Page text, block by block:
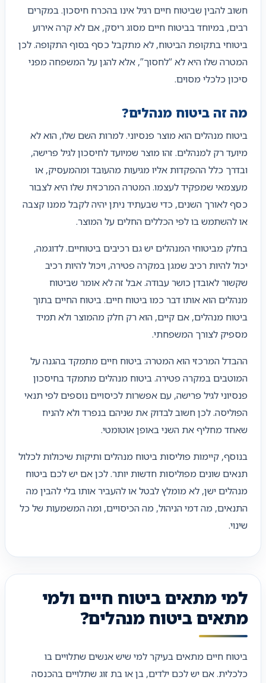
חשוב להבין שביטוח חיים רגיל אינו בהכרח חיסכון. במקרים
רבים, במיוחד בביטוח חיים מסוג ריסק, אם לא קרה אירוע
ביטוחי בתקופת הביטוח, לא מתקבל כסף בסוף התקופה. לכן
המטרה שלו היא לא “לחסוך”, אלא להגן על המשפחה מפני
סיכון כלכלי מסוים.
מה זה ביטוח מנהלים?
ביטוח מנהלים הוא מוצר פנסיוני. למרות השם שלו, הוא לא
מיועד רק למנהלים. זהו מוצר שמיועד לחיסכון לגיל פרישה,
ובדרך כלל ההפקדות אליו מגיעות מהעובד ומהמעסיק, או
מעצמאי שמפקיד לעצמו. המטרה המרכזית שלו היא לצבור
כסף לאורך השנים, כדי שבעתיד ניתן יהיה לקבל ממנו קצבה
או להשתמש בו לפי הכללים החלים על המוצר.
בחלק מביטוחי המנהלים יש גם רכיבים ביטוחיים. לדוגמה,
יכול להיות רכיב שמגן במקרה פטירה, ויכול להיות רכיב
שקשור לאובדן כושר עבודה. אבל זה לא אומר שביטוח
מנהלים הוא אותו דבר כמו ביטוח חיים. ביטוח החיים בתוך
ביטוח מנהלים, אם קיים, הוא רק חלק מהמוצר ולא תמיד
מספיק לצורך המשפחתי.
ההבדל המרכזי הוא המטרה: ביטוח חיים מתמקד בהגנה על
המוטבים במקרה פטירה. ביטוח מנהלים מתמקד בחיסכון
פנסיוני לגיל פרישה, עם אפשרות לכיסויים נוספים לפי תנאי
הפוליסה. לכן חשוב לבדוק את שניהם בנפרד ולא להניח
שאחד מחליף את השני באופן אוטומטי.
בנוסף, קיימות פוליסות ביטוח מנהלים ותיקות שיכולות לכלול
תנאים שונים מפוליסות חדשות יותר. לכן אם יש לכם ביטוח
מנהלים ישן, לא מומלץ לבטל או להעביר אותו בלי להבין מה
התנאים, מה דמי הניהול, מה הכיסויים, ומה המשמעות של כל
שינוי.
למי מתאים ביטוח חיים ולמי
מתאים ביטוח מנהלים?
ביטוח חיים מתאים בעיקר למי שיש אנשים שתלויים בו
כלכלית. אם יש לכם ילדים, בן או בת זוג שתלויים בהכנסה